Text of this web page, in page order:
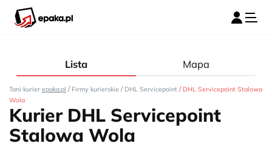
Lista Mapa
Tani kurier epaka.pl / Firmy kurierskie / DHL Servicepoint / DHL Servicepoint Stalowa
Wola
Kurier DHL Servicepoint
Stalowa Wola